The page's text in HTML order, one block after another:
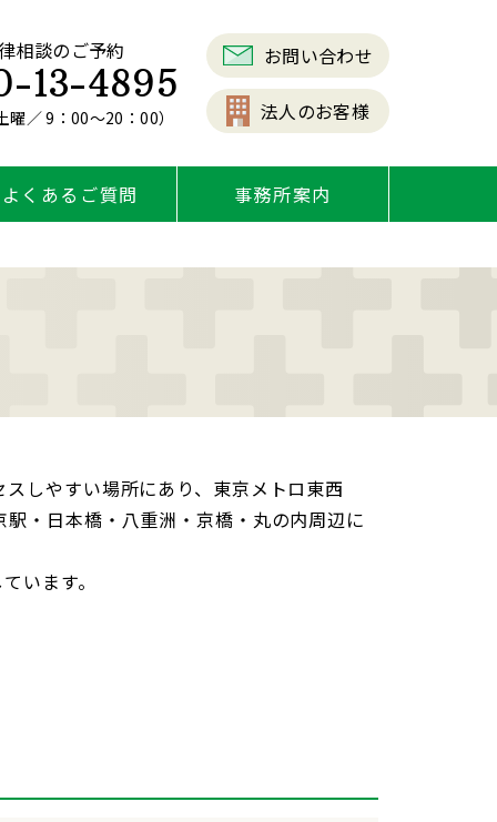
相談のご予約
13-4895
曜／ 9：00～20：00）
お問い合わせ
法人のお客様
よくあるご質問 事務所案内
しやすい場所にあり、東京メトロ東西
・日本橋・八重洲・京橋・丸の内周辺に
います。